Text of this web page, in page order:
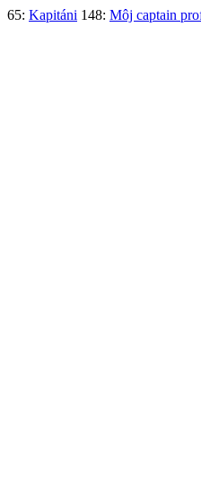
65: Kapitáni 148: Môj captain